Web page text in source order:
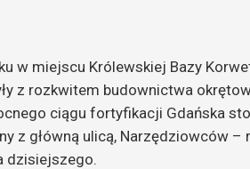
w miejscu Królewskiej Bazy
z rozkwitem budownictwa
ciągu fortyfikacji Gdańska
z główną ulicą, Narzędziowców –
dzisiejszego.